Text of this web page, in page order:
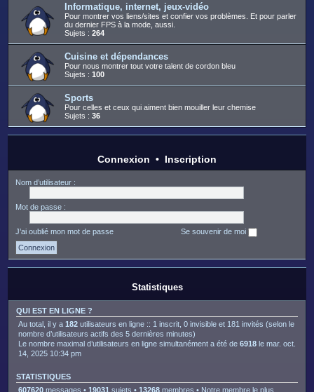
Informatique, internet, jeux-vidéo
Pour montrer vos liens/sites et confier vos problèmes. Et pour parler
du dernier FPS à la mode, aussi.
Sujets : 264
Cuisine et dépendances
Pour nous montrer tout votre talent de cordon bleu
Sujets : 100
Sports
Pour celles et ceux qui aiment bien mouiller leur chemise
Sujets : 36
Connexion • Inscription
Nom d’utilisateur :
Mot de passe :
J’ai oublié mon mot de passe Se souvenir de moi
Statistiques
QUI EST EN LIGNE ?
Au total, il y a 182 utilisateurs en ligne :: 1 inscrit, 0 invisible et 181 invités (selon le
nombre d’utilisateurs actifs des 5 dernières minutes)
Le nombre maximal d’utilisateurs en ligne simultanément a été de 6918 le mar. oct.
14, 2025 10:34 pm
STATISTIQUES
607620 messages • 19031 sujets • 13268 membres • Notre membre le plus